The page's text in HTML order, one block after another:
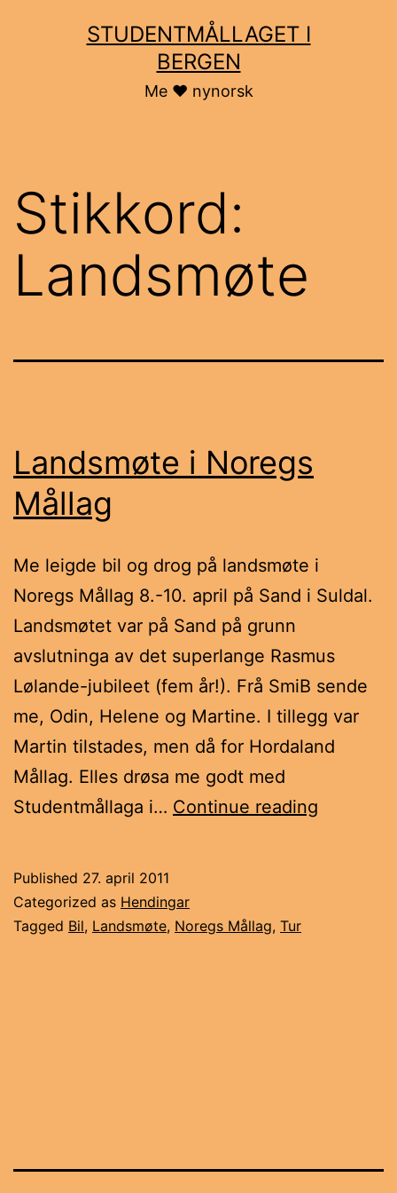
STUDENTMÅLLAGET I
BERGEN
Me ♥ nynorsk
Stikkord:
Landsmøte
Landsmøte i Noregs
Mållag
Me leigde bil og drog på landsmøte i
Noregs Mållag 8.-10. april på Sand i Suldal.
Landsmøtet var på Sand på grunn
avslutninga av det superlange Rasmus
Lølande-jubileet (fem år!). Frå SmiB sende
me, Odin, Helene og Martine. I tillegg var
Martin tilstades, men då for Hordaland
Mållag. Elles drøsa me godt med
Studentmållaga i… Continue reading
Published 27. april 2011
Categorized as Hendingar
Tagged Bil, Landsmøte, Noregs Mållag, Tur